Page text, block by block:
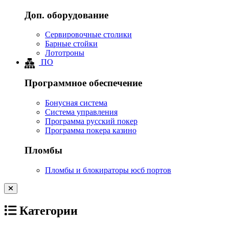
Доп. оборудование
Сервировочные столики
Барные стойки
Лототроны
ПО
Программное обеспечение
Бонусная система
Система управления
Программа русский покер
Программа покера казино
Пломбы
Пломбы и блокираторы юсб портов
Категории